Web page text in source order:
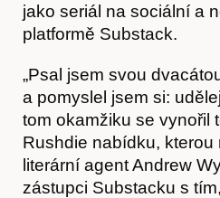
jako seriál na sociální a
platformě Substack.
„Psal jsem svou
a pomyslel jsem si:
tom okamžiku se vynořil
Rushdie nabídku, kterou
literární agent Andrew
zástupci Substacku s